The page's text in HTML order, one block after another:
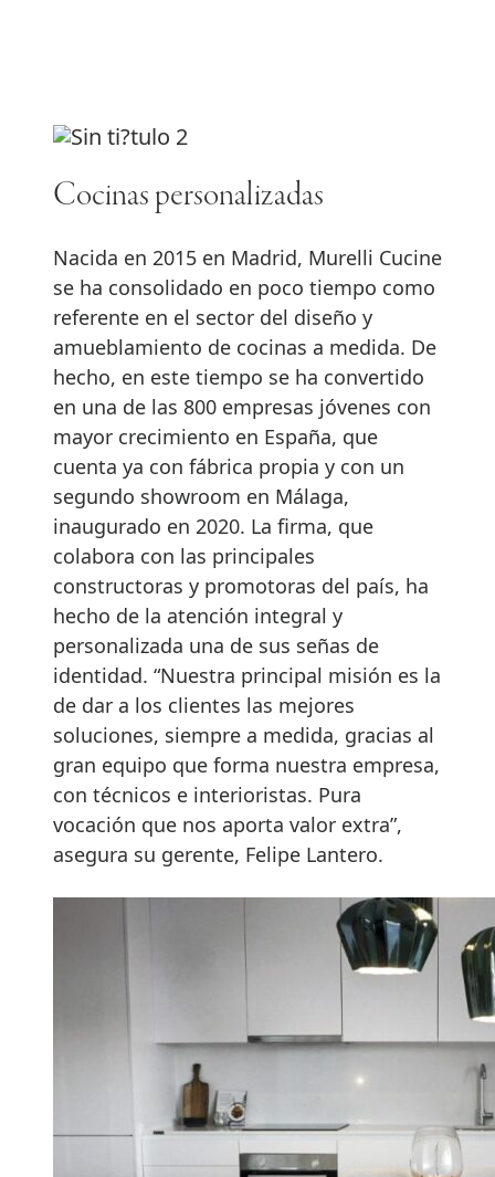
Cocinas personalizadas
Nacida en 2015 en Madrid, Murelli Cucine
se ha consolidado en poco tiempo como
referente en el sector del diseño y
amueblamiento de cocinas a medida. De
hecho, en este tiempo se ha convertido
en una de las 800 empresas jóvenes con
mayor crecimiento en España, que
cuenta ya con fábrica propia y con un
segundo showroom en Málaga,
inaugurado en 2020. La firma, que
colabora con las principales
constructoras y promotoras del país, ha
hecho de la atención integral y
personalizada una de sus señas de
identidad. “Nuestra principal misión es la
de dar a los clientes las mejores
soluciones, siempre a medida, gracias al
gran equipo que forma nuestra empresa,
con técnicos e interioristas. Pura
vocación que nos aporta valor extra”,
asegura su gerente, Felipe Lantero.